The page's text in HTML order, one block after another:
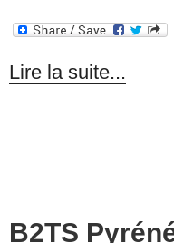
Lire la suite...
B2TS